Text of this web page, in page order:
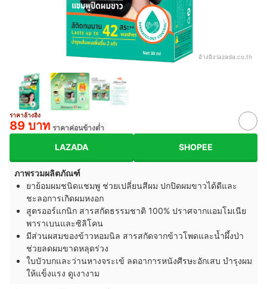
อ้างอิง:lazada.co.th
ราคาอ้างอิง
89 บาท ราคาค่อนข้างต่ำ
LAZADA SHOPEE
ภาพรวมผลิตภัณฑ์
ยาย้อมผมชนิดแชมพู ช่วยเปลี่ยนสีผม ปกปิดผมขาวได้ดีและ
ชะลอการเกิดผมหงอก
สูตรออร์แกนิก สารสกัดธรรมชาติ 100% ปราศจากแอมโมเนีย
พาราเบนและซิลิโคน
มีส่วนผสมของข้าวหอมนิล สารสกัดจากข้าวโพดและน้ำผึ้งป่า
ช่วยลดผมขาดหลุดร่วง
ใบบัวบกและว่านหางจระเข้ ลดอาการหนังศีรษะอักเสบ บำรุงผม
ให้แข็งแรง ดูเงางาม